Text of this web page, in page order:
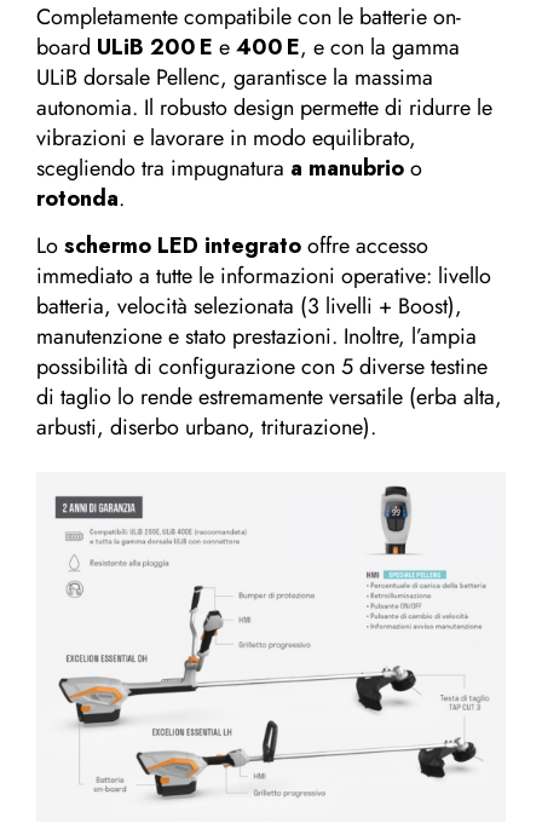
Completamente compatibile con le batterie on-
board ULiB 200 E e400 E, e con la gamma
ULiB dorsale Pellenc, garantisce la massima
autonomia. Il robusto design permette di ridurre le
vibrazioni e lavorare in modo equilibrato,
scegliendo tra impugnatura a manubrioo
rotonda.
Loschermo LED integratooffre accesso
immediato a tutte le informazioni operative: livello
batteria, velocità selezionata (3 livelli + Boost),
manutenzione e stato prestazioni. Inoltre, l’ampia
possibilità di configurazione con 5 diverse testine
di taglio lo rende estremamente versatile (erba alta,
arbusti, diserbo urbano, triturazione).